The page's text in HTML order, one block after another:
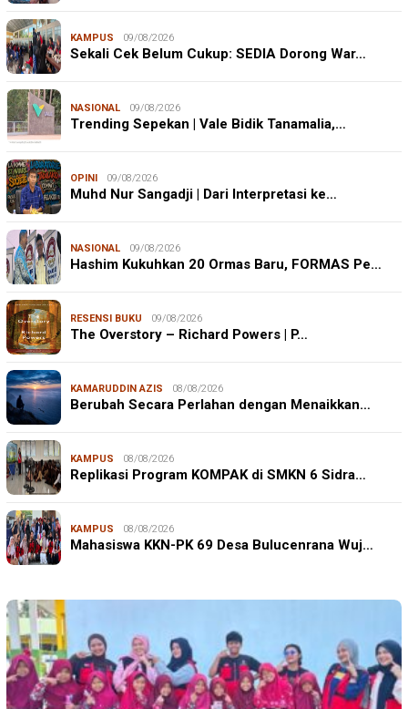
KAMPUS 09/08/2026
Sekali Cek Belum Cukup: SEDIA Dorong War…
NASIONAL 09/08/2026
Trending Sepekan | Vale Bidik Tanamalia,…
OPINI 09/08/2026
Muhd Nur Sangadji | Dari Interpretasi ke…
NASIONAL 09/08/2026
Hashim Kukuhkan 20 Ormas Baru, FORMAS Pe…
RESENSI BUKU 09/08/2026
The Overstory – Richard Powers | P…
KAMARUDDIN AZIS 08/08/2026
Berubah Secara Perlahan dengan Menaikkan…
KAMPUS 08/08/2026
Replikasi Program KOMPAK di SMKN 6 Sidra…
KAMPUS 08/08/2026
Mahasiswa KKN-PK 69 Desa Bulucenrana Wuj…